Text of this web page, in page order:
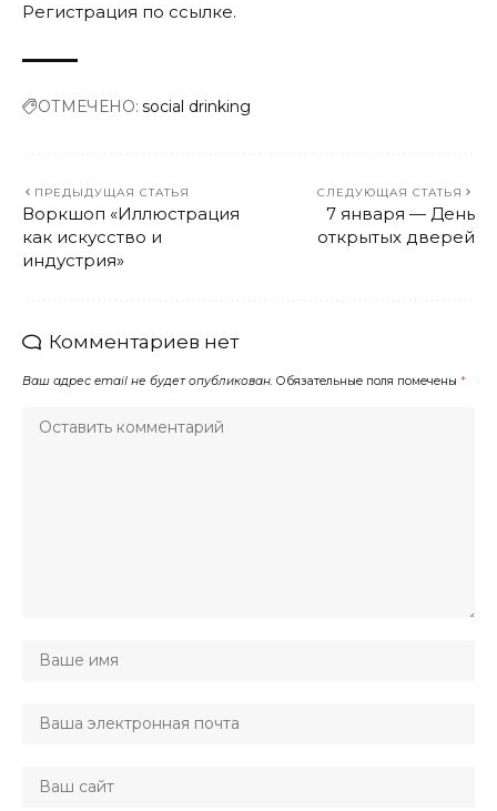
Регистрация по ссылке.
ОТМЕЧЕНО: social drinking
ПРЕДЫДУЩАЯ СТАТЬЯ
Воркшоп «Иллюстрация
как искусство и
индустрия»
СЛЕДУЮЩАЯ СТАТЬЯ
7 января — День
открытых дверей
Комментариев нет
Ваш адрес email не будет опубликован. Обязательные поля помечены *